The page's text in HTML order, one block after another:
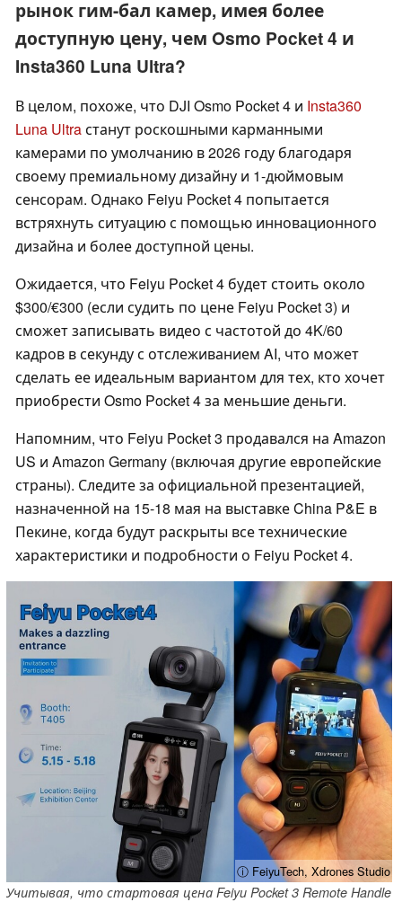
рынок гим-бал камер, имея более
доступную цену, чем Osmo Pocket 4 и
Insta360 Luna Ultra?
В целом, похоже, что DJI Osmo Pocket 4 и Insta360
Luna Ultraстанут роскошными карманными
камерами по умолчанию в 2026 году благодаря
своему премиальному дизайну и 1-дюймовым
сенсорам. Однако Feiyu Pocket 4 попытается
встряхнуть ситуацию с помощью инновационного
дизайна и более доступной цены.
Ожидается, что Feiyu Pocket 4 будет стоить около
$300/€300 (если судить по цене Feiyu Pocket 3) и
сможет записывать видео с частотой до 4K/60
кадров в секунду с отслеживанием AI, что может
сделать ее идеальным вариантом для тех, кто хочет
приобрести Osmo Pocket 4 за меньшие деньги.
Напомним, что Feiyu Pocket 3 продавался на Amazon
US и Amazon Germany (включая другие европейские
страны). Следите за официальной презентацией,
назначенной на 15-18 мая на выставке China P&E в
Пекине, когда будут раскрыты все технические
характеристики и подробности о Feiyu Pocket 4.
ⓘ FeiyuTech, Xdrones Studio
Учитывая, что стартовая цена Feiyu Pocket 3 Remote Handle